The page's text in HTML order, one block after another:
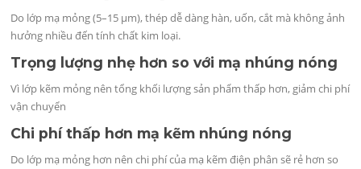
Do lớp mạ mỏng (5–15 µm), thép dễ dàng hàn, uốn, cắt mà không ảnh
hưởng nhiều đến tính chất kim loại.
Trọng lượng nhẹ hơn so với mạ nhúng nóng
Vì lớp kẽm mỏng nên tổng khối lượng sản phẩm thấp hơn, giảm chi phí
vận chuyển
Chi phí thấp hơn mạ kẽm nhúng nóng
Do lớp mạ mỏng hơn nên chi phí của mạ kẽm điện phân sẽ rẻ hơn so